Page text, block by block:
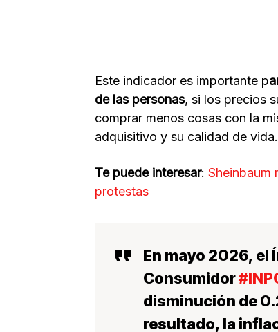
Este indicador es importante p
de las personas, si los precios
comprar menos cosas con la
adquisitivo y su calidad de vida.
Te puede interesar: Sheinbaum
protestas
En mayo 2026, el
Consumidor
disminución de
resultado, la